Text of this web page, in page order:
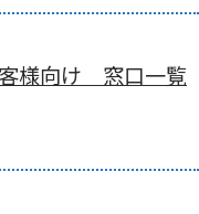
様向け 窓口一覧